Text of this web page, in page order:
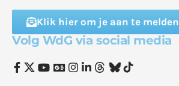
Klik hier om je aan te melden
Volg WdG via social media